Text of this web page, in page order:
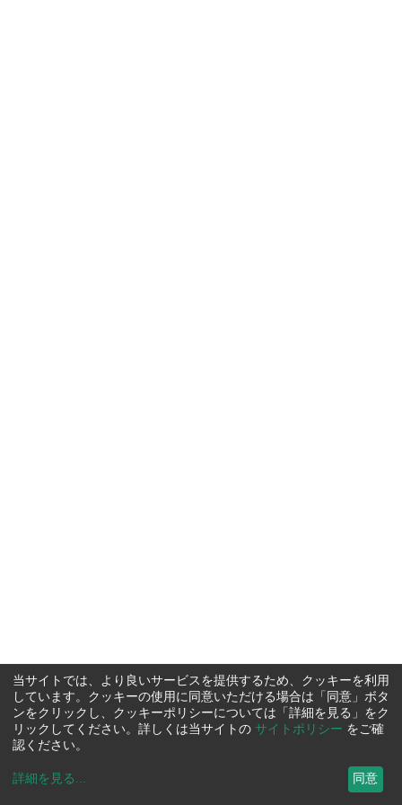
当サイトでは、より良いサービスを提供するため、クッキーを利用
しています。クッキーの使用に同意いただける場合は「同意」ボタ
ンをクリックし、クッキーポリシーについては「詳細を見る」をク
リックしてください。詳しくは当サイトの サイトポリシー をご確
認ください。
詳細を見る ... 同意